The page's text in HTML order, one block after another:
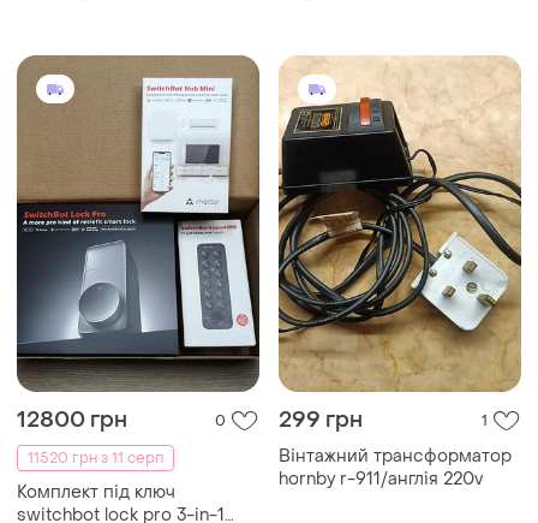
12800 грн
0
11520 грн з 11 серп
Комплект під ключ
switchbot lock pro 3-in-1
299 грн 1
Вінтажний трансформатор
hornby r-911/англія 220v